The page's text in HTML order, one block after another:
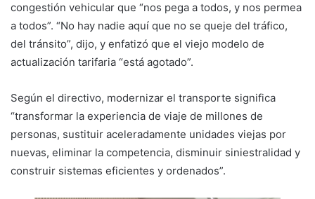
congestión vehicular que “nos pega a todos, y nos permea
a todos”. “No hay nadie aquí que no se queje del tráfico,
del tránsito”, dijo, y enfatizó que el viejo modelo de
actualización tarifaria “está agotado”.
Según el directivo, modernizar el transporte significa
“transformar la experiencia de viaje de millones de
personas, sustituir aceleradamente unidades viejas por
nuevas, eliminar la competencia, disminuir siniestralidad y
construir sistemas eficientes y ordenados”.